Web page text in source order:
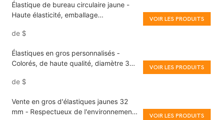
Élastique de bureau circulaire jaune -
Haute élasticité, emballage
de $
VOIR LES PRODUITS
Élastiques en gros personnalisés -
Colorés, de haute qualité, diamètre 38
de $
VOIR LES PRODUITS
Vente en gros d'élastiques jaunes 32
mm - Respectueux de l'environnement
VOIR LES PRODUITS